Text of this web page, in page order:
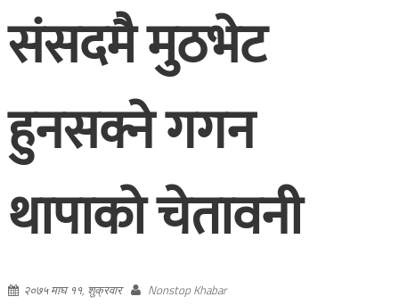
संसदमै मुठभेट
हुनसक्ने गगन
थापाको चेतावनी
२०७५ माघ ११, शुक्रवार Nonstop Khabar